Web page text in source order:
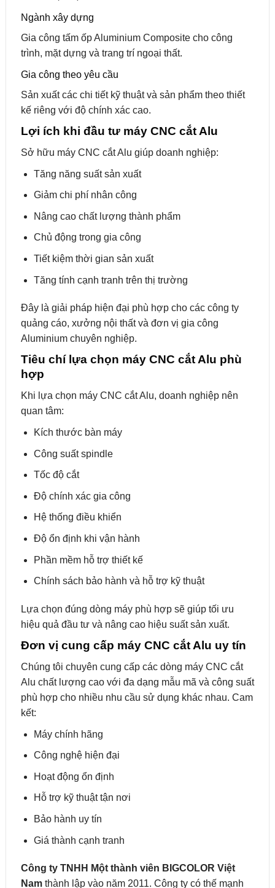
Ngành xây dựng
Gia công tấm ốp Aluminium Composite cho công
trình, mặt dựng và trang trí ngoại thất.
Gia công theo yêu cầu
Sản xuất các chi tiết kỹ thuật và sản phẩm theo thiết
kế riêng với độ chính xác cao.
Lợi ích khi đầu tư máy CNC cắt Alu
Sở hữu máy CNC cắt Alu giúp doanh nghiệp:
Tăng năng suất sản xuất
Giảm chi phí nhân công
Nâng cao chất lượng thành phẩm
Chủ động trong gia công
Tiết kiệm thời gian sản xuất
Tăng tính cạnh tranh trên thị trường
Đây là giải pháp hiện đại phù hợp cho các công ty
quảng cáo, xưởng nội thất và đơn vị gia công
Aluminium chuyên nghiệp.
Tiêu chí lựa chọn máy CNC cắt Alu phù
hợp
Khi lựa chọn máy CNC cắt Alu, doanh nghiệp nên
quan tâm:
Kích thước bàn máy
Công suất spindle
Tốc độ cắt
Độ chính xác gia công
Hệ thống điều khiển
Độ ổn định khi vận hành
Phần mềm hỗ trợ thiết kế
Chính sách bảo hành và hỗ trợ kỹ thuật
Lựa chọn đúng dòng máy phù hợp sẽ giúp tối ưu
hiệu quả đầu tư và nâng cao hiệu suất sản xuất.
Đơn vị cung cấp máy CNC cắt Alu uy tín
Chúng tôi chuyên cung cấp các dòng máy CNC cắt
Alu chất lượng cao với đa dạng mẫu mã và công suất
phù hợp cho nhiều nhu cầu sử dụng khác nhau. Cam
kết:
Máy chính hãng
Công nghệ hiện đại
Hoạt động ổn định
Hỗ trợ kỹ thuật tận nơi
Bảo hành uy tín
Giá thành cạnh tranh
Công ty TNHH Một thành viên BIGCOLOR Việt
Nam thành lập vào năm 2011. Công ty có thế mạnh